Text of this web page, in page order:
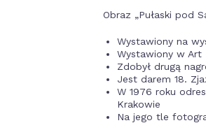
Obraz „Pułaski pod
Wystawiony na
Wystawiony w Art
Zdobył drugą
Jest darem 18.
W 1976 roku
Krakowie
Na jego tle